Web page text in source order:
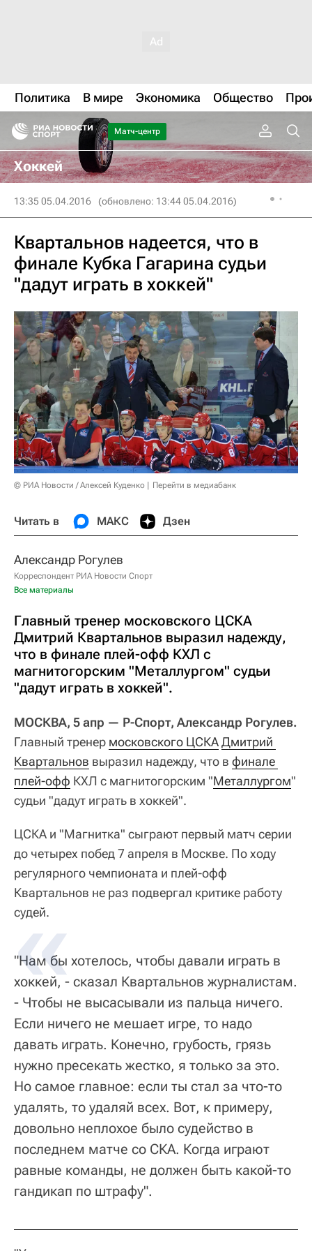
Политика В мире Экономика Общество
Матч-центр
Хоккей
13:35 05.04.2016 (обновлено: 13:44 05.04.2016)
Квартальнов надеется, что в
финале Кубка Гагарина судьи
"дадут играть в хоккей"
© РИА Новости / Алексей Куденко Перейти в медиабанк
Читать в МАКС Дзен
Александр Рогулев
Корреспондент РИА Новости Спорт
Все материалы
Главный тренер московского ЦСКА
Дмитрий Квартальнов выразил надежду,
что в финале плей-офф КХЛ с
магнитогорским "Металлургом" судьи
"дадут играть в хоккей".
МОСКВА, 5 апр — Р-Спорт, Александр Рогулев.
Главный тренер московского ЦСКАДмитрий
Квартальнов выразил надежду, что в финале
плей-офф КХЛ с магнитогорским "Металлургом"
судьи "дадут играть в хоккей".
ЦСКА и "Магнитка" сыграют первый матч серии
до четырех побед 7 апреля в Москве. По ходу
регулярного чемпионата и плей-офф
Квартальнов не раз подвергал критике работу
судей.
"Нам бы хотелось, чтобы давали играть в
хоккей, - сказал Квартальнов журналистам.
- Чтобы не высасывали из пальца ничего.
Если ничего не мешает игре, то надо
давать играть. Конечно, грубость, грязь
нужно пресекать жестко, я только за это.
Но самое главное: если ты стал за что-то
удалять, то удаляй всех. Вот, к примеру,
довольно неплохое было судейство в
последнем матче со СКА. Когда играют
равные команды, не должен быть какой-то
гандикап по штрафу".